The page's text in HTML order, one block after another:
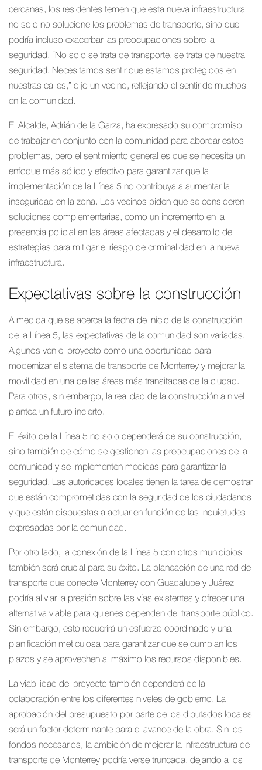
cercanas, los residentes temen que esta nueva infraestructura
no solo no solucione los problemas de transporte, sino que
podría incluso exacerbar las preocupaciones sobre la
seguridad. “No solo se trata de transporte, se trata de nuestra
seguridad. Necesitamos sentir que estamos protegidos en
nuestras calles,” dijo un vecino, reflejando el sentir de muchos
en la comunidad.
El Alcalde, Adrián de la Garza, ha expresado su compromiso
de trabajar en conjunto con la comunidad para abordar estos
problemas, pero el sentimiento general es que se necesita un
enfoque más sólido y efectivo para garantizar que la
implementación de la Línea 5 no contribuya a aumentar la
inseguridad en la zona. Los vecinos piden que se consideren
soluciones complementarias, como un incremento en la
presencia policial en las áreas afectadas y el desarrollo de
estrategias para mitigar el riesgo de criminalidad en la nueva
infraestructura.
Expectativas sobre la construcción
A medida que se acerca la fecha de inicio de la construcción
de la Línea 5, las expectativas de la comunidad son variadas.
Algunos ven el proyecto como una oportunidad para
modernizar el sistema de transporte de Monterrey y mejorar la
movilidad en una de las áreas más transitadas de la ciudad.
Para otros, sin embargo, la realidad de la construcción a nivel
plantea un futuro incierto.
El éxito de la Línea 5 no solo dependerá de su construcción,
sino también de cómo se gestionen las preocupaciones de la
comunidad y se implementen medidas para garantizar la
seguridad. Las autoridades locales tienen la tarea de demostrar
que están comprometidas con la seguridad de los ciudadanos
y que están dispuestas a actuar en función de las inquietudes
expresadas por la comunidad.
Por otro lado, la conexión de la Línea 5 con otros municipios
también será crucial para su éxito. La planeación de una red de
transporte que conecte Monterrey con Guadalupe y Juárez
podría aliviar la presión sobre las vías existentes y ofrecer una
alternativa viable para quienes dependen del transporte público.
Sin embargo, esto requerirá un esfuerzo coordinado y una
planificación meticulosa para garantizar que se cumplan los
plazos y se aprovechen al máximo los recursos disponibles.
La viabilidad del proyecto también dependerá de la
colaboración entre los diferentes niveles de gobierno. La
aprobación del presupuesto por parte de los diputados locales
será un factor determinante para el avance de la obra. Sin los
fondos necesarios, la ambición de mejorar la infraestructura de
transporte de Monterrey podría verse truncada, dejando a los